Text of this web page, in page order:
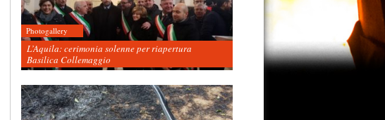
Photogallery
L’Aquila: cerimonia solenne per riapertura
Basilica Collemaggio